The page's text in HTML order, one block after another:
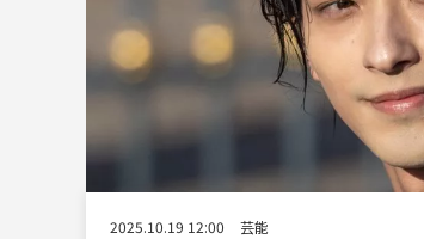
2025.10.19 12:00 芸能